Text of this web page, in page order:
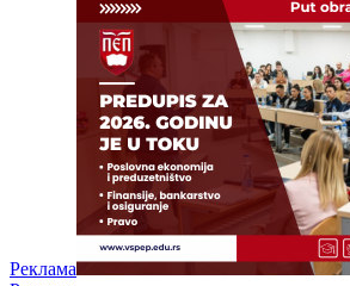
Реклама